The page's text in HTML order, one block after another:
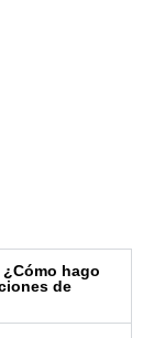
hago
de